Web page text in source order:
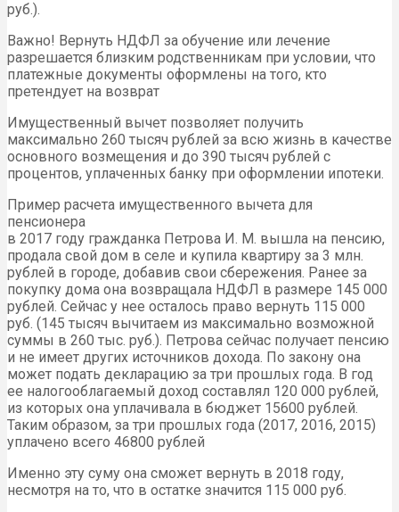
руб.).
Важно! Вернуть НДФЛ за обучение или лечение
разрешается близким родственникам при условии, что
платежные документы оформлены на того, кто
претендует на возврат
Имущественный вычет позволяет получить
максимально 260 тысяч рублей за всю жизнь в качестве
основного возмещения и до 390 тысяч рублей с
процентов, уплаченных банку при оформлении ипотеки.
Пример расчета имущественного вычета для
пенсионера
в 2017 году гражданка Петрова И. М. вышла на пенсию,
продала свой дом в селе и купила квартиру за 3 млн.
рублей в городе, добавив свои сбережения. Ранее за
покупку дома она возвращала НДФЛ в размере 145 000
рублей. Сейчас у нее осталось право вернуть 115 000
руб. (145 тысяч вычитаем из максимально возможной
суммы в 260 тыс. руб.). Петрова сейчас получает пенсию
и не имеет других источников дохода. По закону она
может подать декларацию за три прошлых года. В год
ее налогооблагаемый доход составлял 120 000 рублей,
из которых она уплачивала в бюджет 15600 рублей.
Таким образом, за три прошлых года (2017, 2016, 2015)
уплачено всего 46800 рублей
Именно эту суму она сможет вернуть в 2018 году,
несмотря на то, что в остатке значится 115 000 руб.